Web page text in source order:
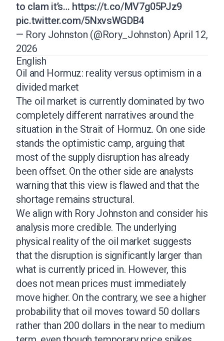
to clam it’s… https://t.co/MV7g05PJz9
pic.twitter.com/5NxvsWGDB4
— Rory Johnston (@Rory_Johnston)April 12,
2026
English
Oil and Hormuz: reality versus optimism in a
divided market
The oil market is currently dominated by two
completely different narratives around the
situation in the Strait of Hormuz. On one side
stands the optimistic camp, arguing that
most of the supply disruption has already
been offset. On the other side are analysts
warning that this view is flawed and that the
shortage remains structural.
We align with Rory Johnston and consider his
analysis more credible. The underlying
physical reality of the oil market suggests
that the disruption is significantly larger than
what is currently priced in. However, this
does not mean prices must immediately
move higher. On the contrary, we see a higher
probability that oil moves toward 50 dollars
rather than 200 dollars in the near to medium